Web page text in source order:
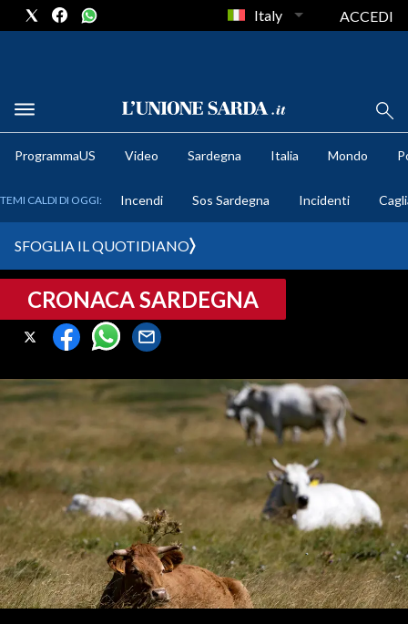
METEO
CRONACA SARDEGNA
CAGLIARI
SULCIS IGLESIENTE
MEDIO CAMPIDANO
ORISTANO E PROVINCIA
SASSARI E PROVINCIA
GALLURA
NUORO E PROVINCIA
OGLIASTRA
AGENDA
Italy ACCEDI
ProgrammaUS Video Sardegna Italia Mondo
TEMI CALDI DI OGGI: Incendi Sos Sardegna Incidenti
SFOGLIA IL QUOTIDIANO
CRONACA SARDEGNA